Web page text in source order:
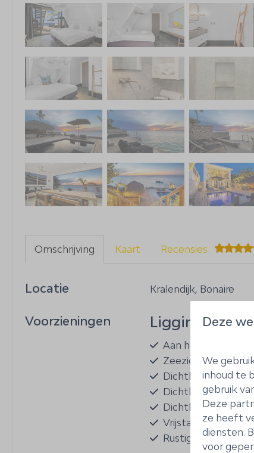
Omschrijving Kaart Recensies
Locatie Kralendijk, Bonaire
Voorzieningen Ligging
Aan het water
Zeezicht
Dichtbij het strand
Dichtbij restaurants
Dichtbij snorkel/
Vrijstaand
Rustige ligging
Deze
We
inhoud te
gebruik
Deze
ze heeft
diensten.
voor